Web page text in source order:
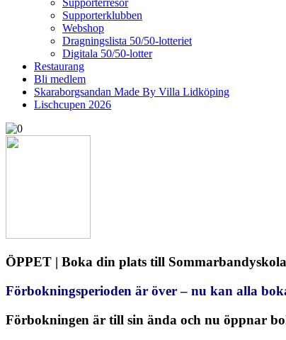
Supporterklubben
Webshop
Dragningslista 50/50-lotteriet
Digitala 50/50-lotter
Restaurang
Bli medlem
Skaraborgsandan Made By Villa Lidköping
Lischcupen 2026
ÖPPET | Boka din plats till
Förbokningsperioden är över – nu kan alla
Förbokningen är till sin ända och nu öppnar